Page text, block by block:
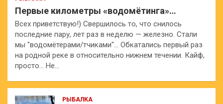
Первые километры «водомётинга»…
Всех приветствую!) Свершилось то, что снилось
последние пару, лет раз в неделю — железно. Стали
мы "водомётерами/тчиками"… Обкатались первый раз
на родной реке в относительно нижнем течении. Кайф,
просто… Не…
РЫБАЛКА